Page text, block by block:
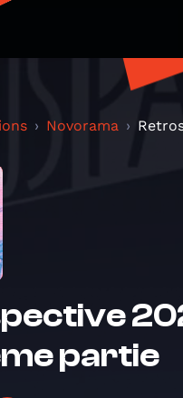
Novorama
partie